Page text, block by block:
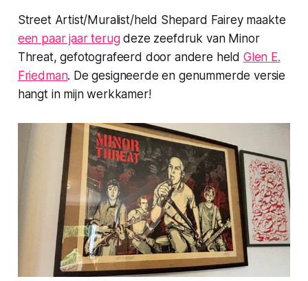
Street Artist/Muralist/held Shepard Fairey maakte
een paar jaar terugdeze zeefdruk van Minor
Threat, gefotografeerd door andere held Glen E.
Friedman. De gesigneerde en genummerde versie
hangt in mijn werkkamer!